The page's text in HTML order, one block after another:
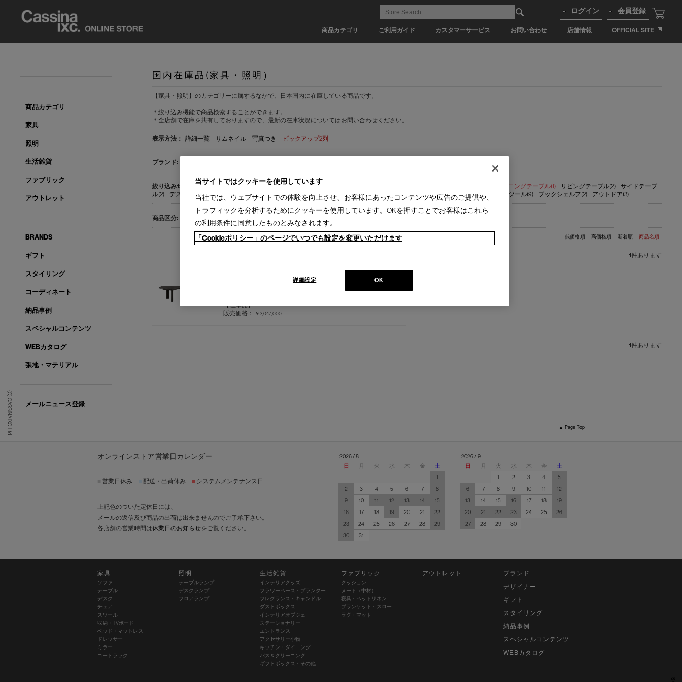
商品カテゴリ ご利用ガイド カスタマーサービス お問い合わせ 店舗情報 OFFICIAL SITE
ログイン 会員登録
(C) CASSINA IXC. Ltd.
国内在庫品(家具・照明）
【家具・照明】のカテゴリーに属するなかで、日本国内に在庫している商品です。
＊絞り込み機能で商品検索することができます。
＊全店舗で在庫を共有しておりますので、最新の在庫状況についてはお問い合わせください。
表示方法： 詳細一覧 サムネイル 写真つき ピックアップ2列
すべて CONTEMPORARY COLLECTION(33) I MAESTRI COLLECTION(28) ダイニングテーブル(1) リビングテーブル(2)
サイドテーブ
ル(2)
デスク(1) チェア(1) ダイニングチェア(23) ラウンジチェア(5) デザインチェア(2) ワークチェア(1) カウンターチェア(1) スツール(9) ブックシェルフ(2) アウトドア(3)
国内在庫品(1) 【納期 1-2週間】(1)
低価格順 高価格順 新着順 商品名順
1件あります
【在庫品】
販売価格：
￥3,047,000
1件あります
商品カテゴリ
家具
照明
生活雑貨
ファブリック
アウトレット
BRANDS
ギフト
スタイリング
コーディネート
納品事例
スペシャルコンテンツ
WEBカタログ
張地・マテリアル
メールニュース登録
▲ Page Top
オンラインストア 営業日カレンダー
営業日休み 配送・出荷休み ■ システムメンテナンス日
上記色のついた定休日には、
メールの返信及び商品の出荷は出来ませんのでご了承下さい。
各店舗の営業時間は休業日のお知らせをご覧ください。
2026 / 8
日
月 火 水 木 金
土
1
2
3 4 5 6 7
8
9
10 11 12 13 14
15
16
17 18 19 20 21
22
23
24 25 26 27 28
29
30
31
2026 / 9
日
月 火 水 木 金
土
1
2 3 4
5
6
7 8 9 10 11
12
13
14 15 16 17 18
19
20
21 22 23 24 25
26
27
28 29 30
家具
ソファ
テーブル
デスク
チェア
スツール
収納・TVボード
ベッド・マットレス
ドレッサー
ミラー
コートラック
照明
テーブルランプ
デスクランプ
フロアランプ
生活雑貨
インテリアグッズ
フラワーベース・プランター
フレグランス・キャンドル
ダストボックス
インテリアオブジェ
ステーショナリー
エントランス
アクセサリー小物
キッチン・ダイニング
バス＆クリーニング
ギフトボックス・その他
ファブリック
クッション
ヌード（中材）
寝具・ベッドリネン
ブランケット・スロー
ラグ・マット
アウトレット
ブランド
デザイナー
ギフト
スタイリング
納品事例
スペシャルコンテンツ
WEBカタログ
当サイトではクッキーを使用しています
当社では、ウェブサイトでの体験を向上させ、お客様にあったコンテンツや広告のご提供や、
トラフィックを分析するためにクッキーを使用しています。OKを押すことでお客様はこれら
の利用条件に同意したものとみなされます。
「Cookieポリシー」のページでいつでも設定を変更いただけます
OK
詳細設定